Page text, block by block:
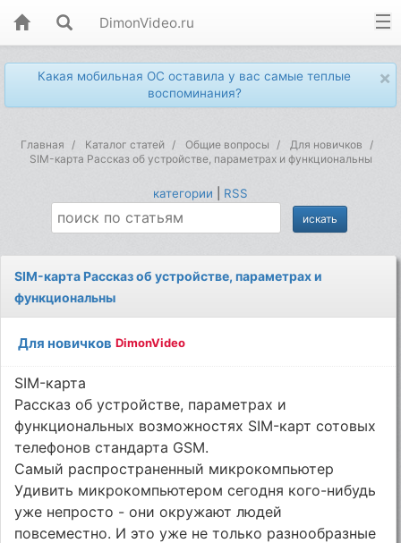
DimonVideo.ru
×
Какая мобильная ОС оставила у вас самые теплые
воспоминания?
Главная Каталог статей Общие вопросы
Для новичков
SIM-карта Рассказ об устройстве, параметрах и функциональны
категории RSS
SIM-карта Рассказ об устройстве, параметрах и
функциональны
Для новичков DimonVideo
SIM-карта
Рассказ об устройстве, параметрах и
функциональных возможностях SIM-карт сотовых
телефонов стандарта GSM.
Самый распространенный микрокомпьютер
Удивить микрокомпьютером сегодня кого-нибудь
уже непросто - они окружают людей
повсеместно. И это уже не только разнообразные